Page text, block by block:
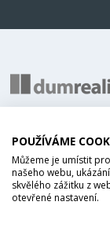
POUŽÍVÁME
Můžeme je umístit
našeho webu,
skvělého zážitku z
otevřené nastavení.